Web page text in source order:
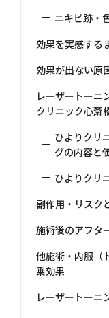
ニキビ跡・
効果を実感する
効果が出ない原
レーザートーニ
クリニック心斎
ひよりクリ
グの内容と
ひよりクリ
副作用・リスク
施術後のアフタ
他施術・内服（
乗効果
レーザートーニ